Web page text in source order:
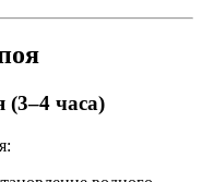
(3–4 часа)